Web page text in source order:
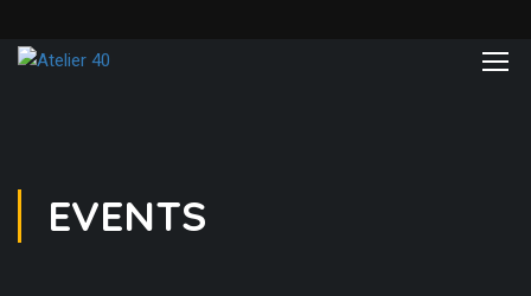
EVENTS